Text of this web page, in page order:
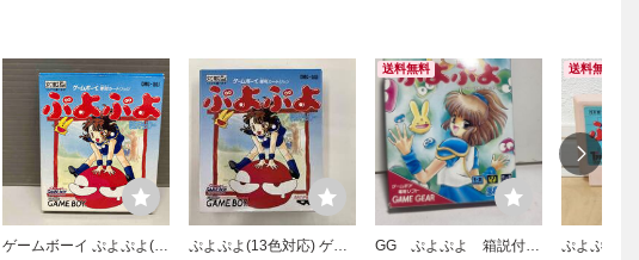
ゲームボーイ ぷよぷよ(1
ぷよぷよ(13色対応) ゲー
送料無料
GG ぷよぷよ 箱説付
送料無料
ぷよぷよ